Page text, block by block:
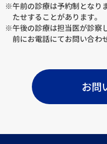
※午前の診療は予約制となり
たせすることがあります。
※午後の診療は担当医が診察
前にお電話にてお問い合わ
お問